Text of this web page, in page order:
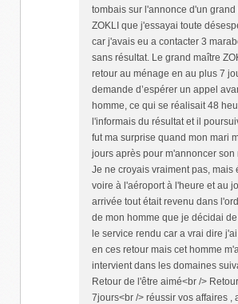
tombais sur l'annonce d'un
ZOKLI que j'essayai toute
car j'avais eu a contacter 3
sans résultat. Le grand maître
retour au ménage en au plus 7
demande d’espérer un appel
homme, ce qui se réalisait 48
l'informais du résultat et il
fut ma surprise quand mon mari
jours après pour m'annoncer son
Je ne croyais vraiment pas, mais
voire à l'aéroport à l'heure et au
arrivée tout était revenu dans
de mon homme que je décidai
le service rendu car a vrai dire
en ces retour mais cet homme
intervient dans les domaines
Retour de l'être aimé<br />
7jours<br /> réussir vos affaires ,